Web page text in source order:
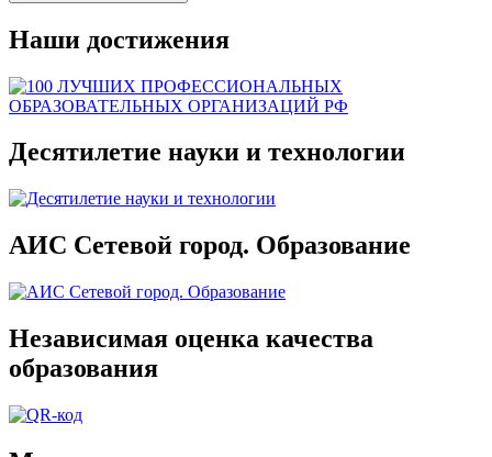
Наши достижения
Десятилетие науки и технологии
АИС Сетевой город. Образование
Независимая оценка качества
образования